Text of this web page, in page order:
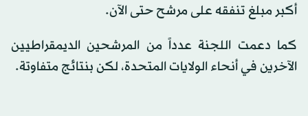
أكبر مبلغ تنفقه على مرشح حتى الآن.
كما دعمت اللجنة عدداً من المرشحين الديمقراطيين
الآخرين في أنحاء الولايات المتحدة، لكن بنتائج متفاوتة.